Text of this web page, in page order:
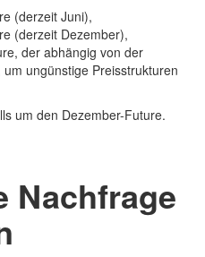
(derzeit Juni),
(derzeit Dezember),
der abhängig von der
ungünstige Preisstrukturen
um den Dezember-Future.
Nachfrage